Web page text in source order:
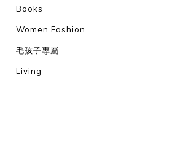
Books
Women Fashion
毛孩子專屬
Living